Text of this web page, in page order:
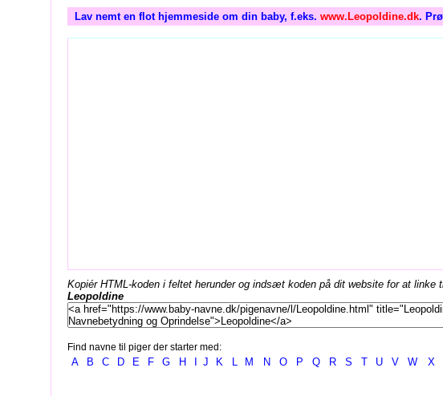
Lav nemt en flot hjemmeside om din baby, f.eks. www.Leopoldine.dk.
Kopiér HTML-koden i feltet herunder og indsæt koden på dit website for at linke
Leopoldine
Find navne til piger der starter med:
A B C D E F G H J K L M N O P Q R S T U V W X